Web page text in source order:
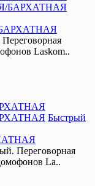
БАРХАТНАЯ
Laskom..
Быстрый
Переговорная
La..